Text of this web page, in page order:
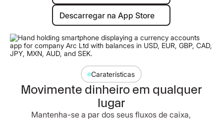
Descarregar na App Store
Descarregar na App Store
Caraterísticas
Movimente dinheiro em qualquer
lugar
Mantenha-se a par dos seus fluxos de caixa,